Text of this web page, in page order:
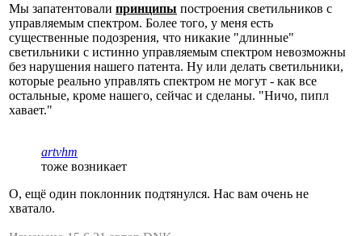
Мы запатентовали принципы построения светильников с
управляемым спектром. Более того, у меня есть
существенные подозрения, что никакие "длинные"
светильники с истинно управляемым спектром невозможны
без нарушения нашего патента. Ну или делать светильники,
которые реально управлять спектром не могут - как все
остальные, кроме нашего, сейчас и сделаны. "Ничо, пипл
хавает."
artvhm
тоже возникает
О, ещё один поклонник подтянулся. Нас вам очень не
хватало.